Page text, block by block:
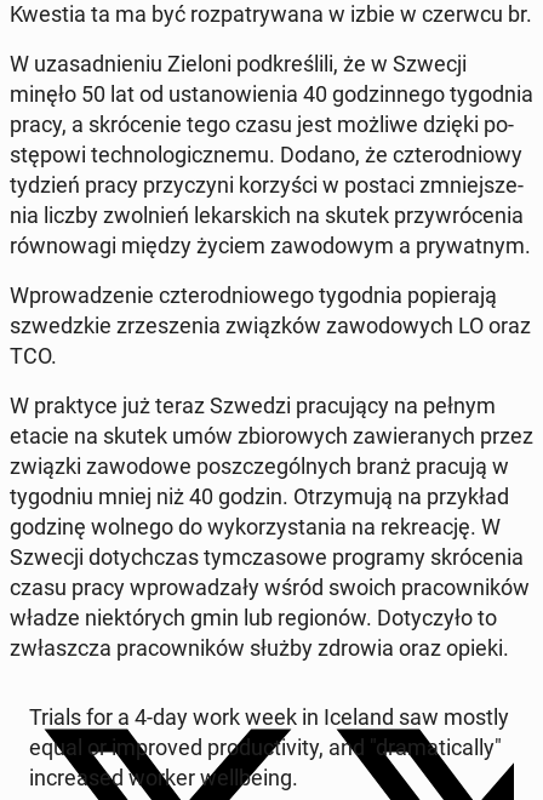
Kwestia ta ma być roz­pa­try­wa­na w izbie w czerwcu br.
W uza­sad­nie­niu Zieloni pod­kre­śli­li, że w Szwecji
minęło 50 lat od usta­no­wie­nia 40 go­dzin­ne­go ty­go­dnia
pracy, a skró­ce­nie tego czasu jest możliwe dzięki po­
stę­po­wi tech­no­lo­gicz­ne­mu. Dodano, że czte­ro­dnio­wy
tydzień pracy przy­czy­ni ko­rzy­ści w postaci zmniej­sze­
nia liczby zwol­nień le­kar­skich na skutek przy­wró­ce­nia
rów­no­wa­gi między życiem za­wo­do­wym a pry­wat­nym.
Wpro­wa­dze­nie czte­ro­dnio­we­go ty­go­dnia po­pie­ra­ją
szwedz­kie zrze­sze­nia związ­ków za­wo­do­wych LO oraz
TCO.
W prak­ty­ce już teraz Szwedzi pra­cu­ją­cy na pełnym
etacie na skutek umów zbio­ro­wych za­wie­ra­nych przez
związki za­wo­do­we po­szcze­gól­nych branż pracują w
ty­go­dniu mniej niż 40 godzin. Otrzy­mu­ją na przy­kład
godzinę wolnego do wy­ko­rzy­sta­nia na re­kre­ację. W
Szwecji do­tych­czas tym­cza­so­we pro­gra­my skró­ce­nia
czasu pracy wpro­wa­dza­ły wśród swoich pra­cow­ni­ków
władze nie­któ­rych gmin lub re­gio­nów. Do­ty­czy­ło to
zwłasz­cza pra­cow­ni­ków służby zdrowia oraz opieki.
Trials for a 4-day work week in Iceland saw mostly
equal or im­pro­ved pro­duc­ti­vi­ty, and "dra­ma­ti­cal­ly"
in­cre­ased worker wel­l­be­ing.